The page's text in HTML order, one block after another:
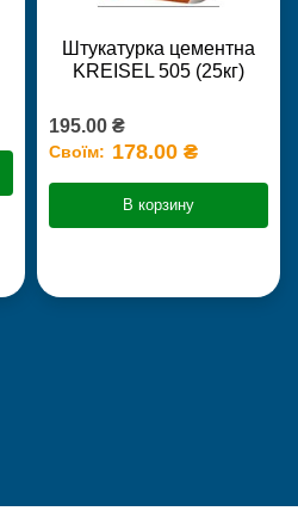
Штукатурка цементна
KREISEL 505 (25кг)
195.00 ₴
Своїм: 178.00 ₴
В корзину